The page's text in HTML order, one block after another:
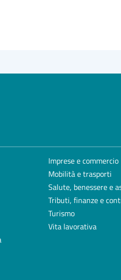
Imprese e commercio
Mobilità e trasporti
Salute, benessere e
Tributi, finanze e
Turismo
Vita lavorativa